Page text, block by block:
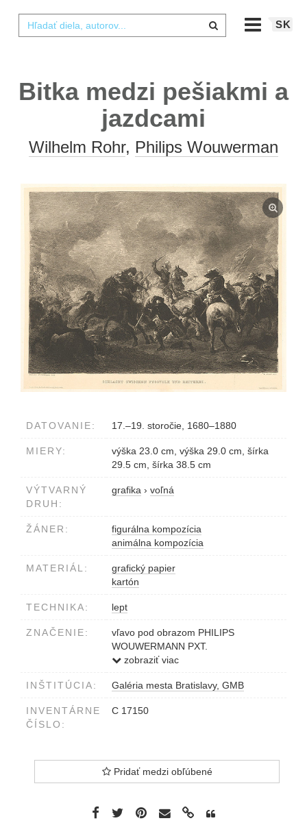
SK
Bitka medzi pešiakmi a
jazdcami
Wilhelm Rohr, Philips Wouwerman
DATOVANIE: 17.–19. storočie, 1680–1880
MIERY:
výška 23.0 cm, výška 29.0 cm, šírka
29.5 cm, šírka 38.5 cm
VÝTVARNÝ
DRUH:
grafika › voľná
ŽÁNER:
figurálna kompozícia
animálna kompozícia
MATERIÁL:
grafický papier
kartón
TECHNIKA: lept
ZNAČENIE:
vľavo pod obrazom PHILIPS
WOUWERMANN PXT.
pod obrazom SCHLACHT ZWISCHEN
vpravo pod obrazom W.ROHR SCT
zobraziť viac
INŠTITÚCIA: Galéria mesta Bratislavy, GMB
INVENTÁRNE
ČÍSLO:
C 17150
Pridať medzi obľúbené